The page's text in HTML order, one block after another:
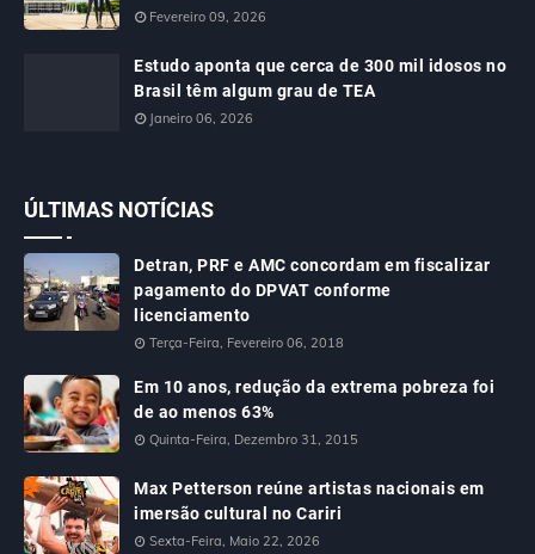
Fevereiro 09, 2026
Estudo aponta que cerca de 300 mil idosos no
Brasil têm algum grau de TEA
Janeiro 06, 2026
ÚLTIMAS NOTÍCIAS
Detran, PRF e AMC concordam em fiscalizar
pagamento do DPVAT conforme
licenciamento
Terça-Feira, Fevereiro 06, 2018
Em 10 anos, redução da extrema pobreza foi
de ao menos 63%
Quinta-Feira, Dezembro 31, 2015
Max Petterson reúne artistas nacionais em
imersão cultural no Cariri
Sexta-Feira, Maio 22, 2026